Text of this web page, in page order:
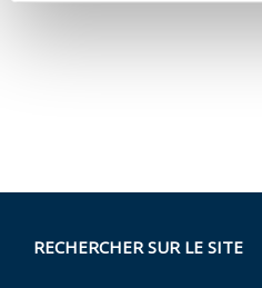
RECHERCHER SUR LE SITE